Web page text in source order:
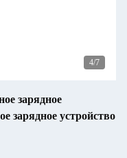
5/7
зарядное
зарядное устройство